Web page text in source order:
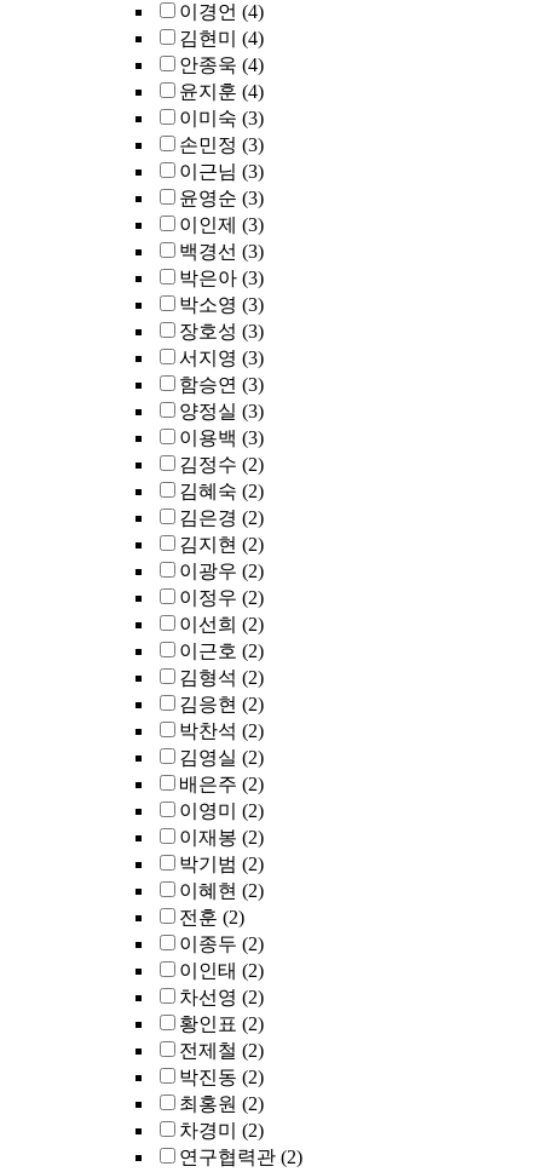
이경언 (4)
김현미
(4)
안종욱 (4)
윤지훈 (4)
이미숙 (3)
손민정 (3)
이근님 (3)
윤영순 (3)
이인제 (3)
백경선 (3)
박은아 (3)
박소영 (3)
장호성 (3)
서지영 (3)
함승연 (3)
양정실 (3)
이용백 (3)
김정수 (2)
김혜숙 (2)
김은경 (2)
김지현 (2)
이광우 (2)
이정우 (2)
이선희 (2)
이근호 (2)
김형석 (2)
김응현 (2)
박찬석 (2)
김영실 (2)
배은주 (2)
이영미
(2)
이재봉 (2)
박기범 (2)
이혜현 (2)
전훈 (2)
이종두 (2)
이인태 (2)
차선영 (2)
황인표 (2)
전제철 (2)
박진동 (2)
최홍원 (2)
차경미
(2)
연구협력관 (2)